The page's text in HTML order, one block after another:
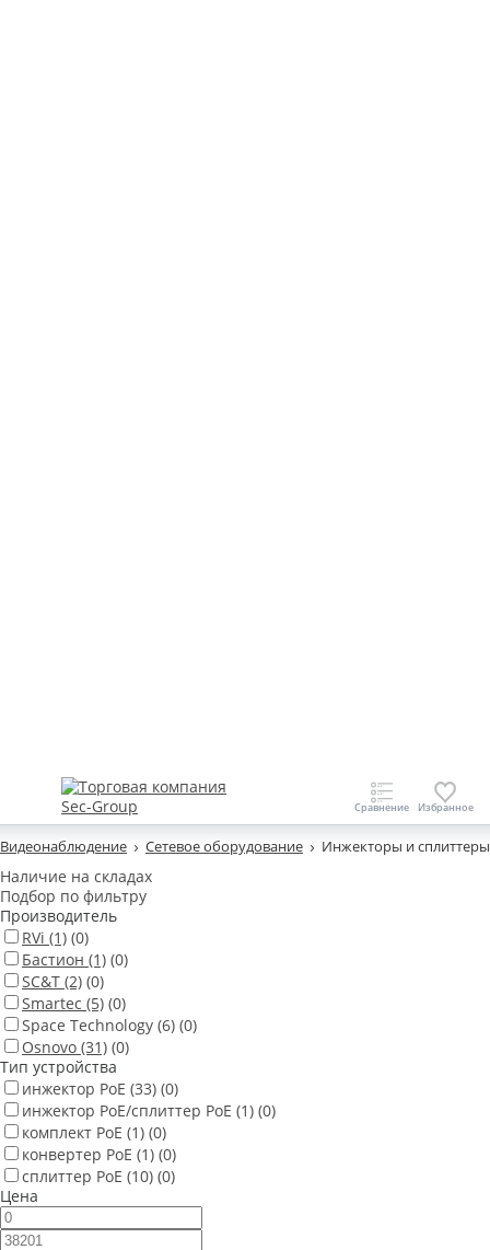
Видеонаблюдение Сетевое оборудование Инжекторы и сплиттеры
Наличие на складах
Подбор по фильтру
Производитель
RVi (1) (0)
Бастион (1) (0)
SC&T (2) (0)
Smartec (5) (0)
Space Technology (6) (0)
Osnovo (31) (0)
Тип устройства
инжектор PoE (33) (0)
инжектор PoE/сплиттер PoE (1) (0)
комплект PoE (1) (0)
конвертер PoE (1) (0)
сплиттер PoE (10) (0)
Цена